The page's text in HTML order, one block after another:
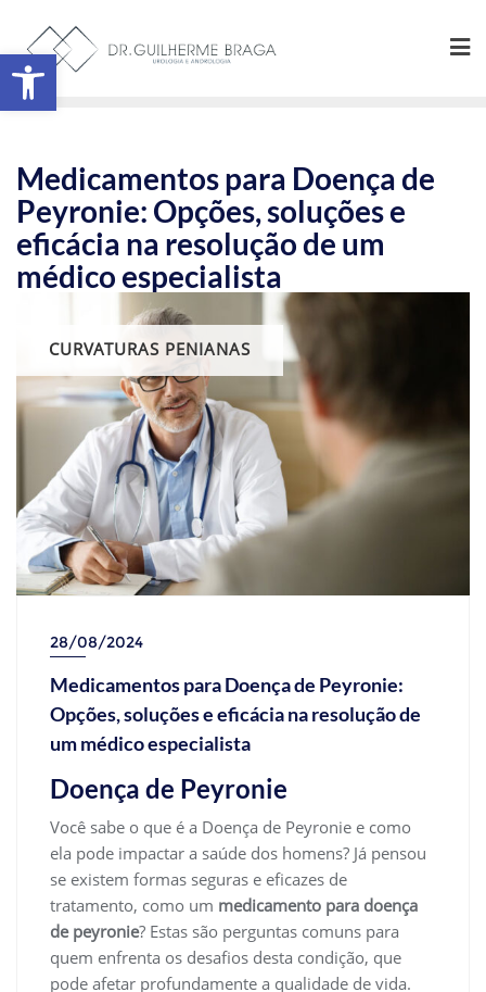
Abrir a barra de ferramentas
Medicamentos para Doença de
Peyronie: Opções, soluções e
eficácia na resolução de um
médico especialista
CURVATURAS PENIANAS
28/08/2024
Medicamentos para Doença de Peyronie:
Opções, soluções e eficácia na resolução de
um médico especialista
Doença de Peyronie
Você sabe o que é a Doença de Peyronie e como
ela pode impactar a saúde dos homens? Já pensou
se existem formas seguras e eficazes de
tratamento, como um medicamento para doença
de peyronie? Estas são perguntas comuns para
quem enfrenta os desafios desta condição, que
pode afetar profundamente a qualidade de vida.